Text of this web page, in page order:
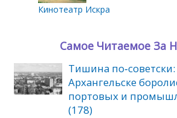
Кинотеатр Искра
Самое Читаемое За
Тишина по‑советски:
Архангельске
портовых и
(178)